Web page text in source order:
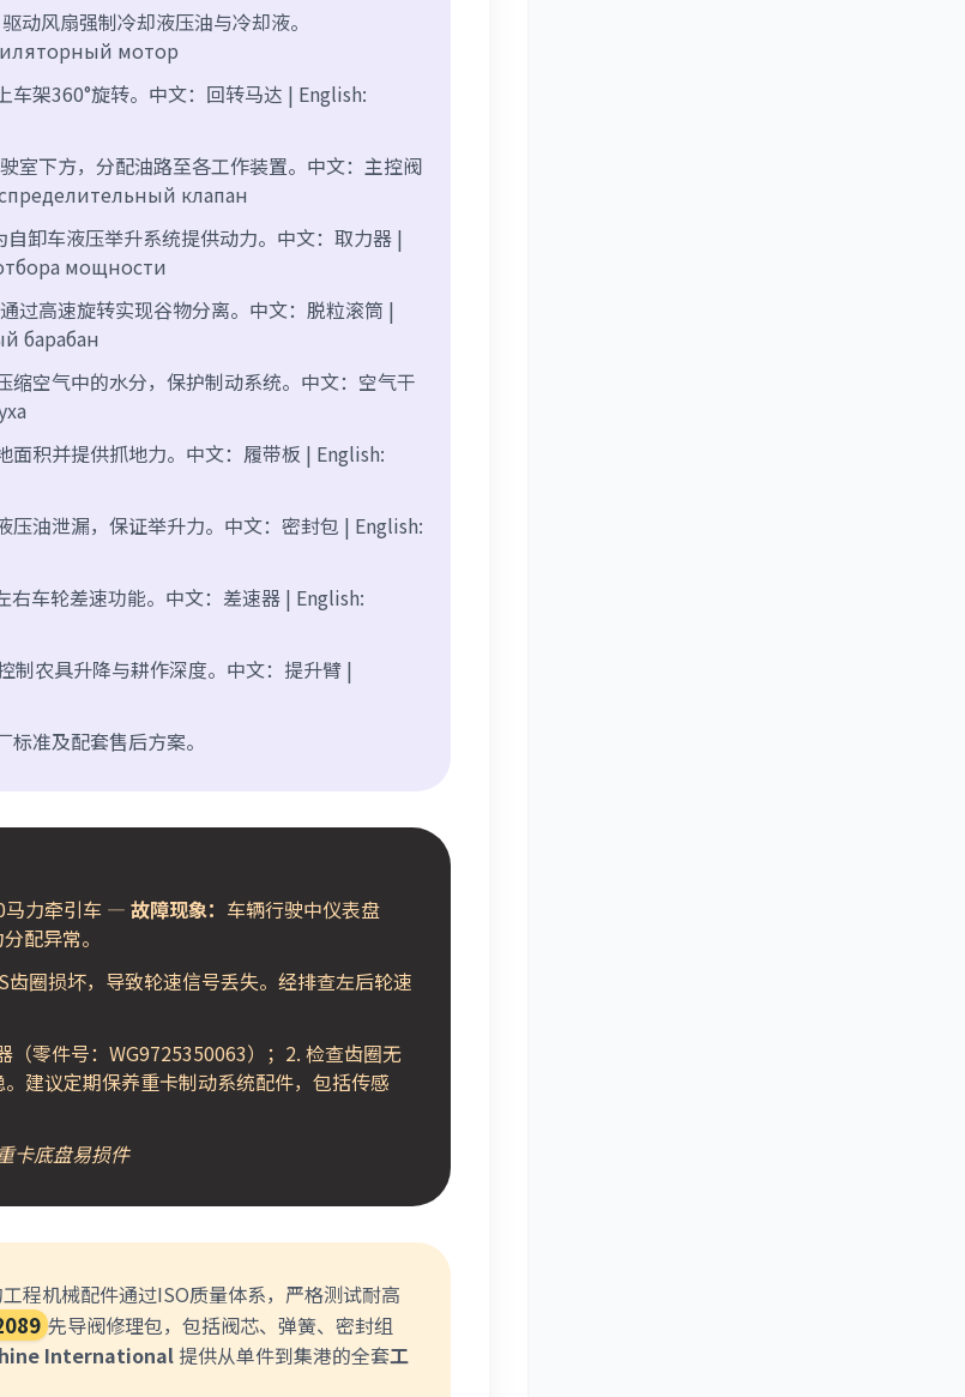
动风扇强制冷却液压油与冷却液。
мотор
架360°旋转。中文：回转马达 | English:
室下方，分配油路至各工作装置。中文：主控阀
клапан
卸车液压举升系统提供动力。中文：取力器 |
мощности
过高速旋转实现谷物分离。中文：脱粒滚筒 |
барабан
空气中的水分，保护制动系统。中文：空气干
积并提供抓地力。中文：履带板 | English:
油泄漏，保证举升力。中文：密封包 | English:
车轮差速功能。中文：差速器 | English:
制农具升降与耕作深度。中文：提升臂 |
准及配套售后方案。
马力牵引车 — 故障现象： 车辆行驶中仪表盘
配异常。
圈损坏，导致轮速信号丢失。经排查左后轮速
零件号：WG9725350063）；2. 检查齿圈无
建议定期保养重卡制动系统配件，包括传感
卡底盘易损件
程机械配件通过ISO质量体系，严格测试耐高
先导阀修理包，包括阀芯、弹簧、密封组
International 提供从单件到集港的全套工